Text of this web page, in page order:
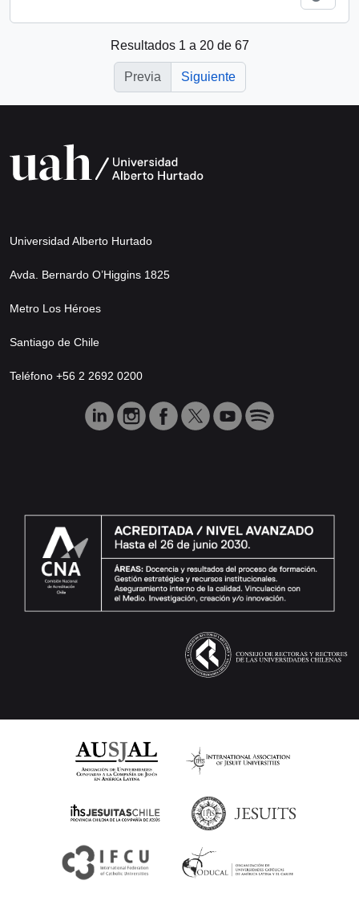
Resultados 1 a 20 de 67
Previa Siguiente
Universidad Alberto Hurtado
Avda. Bernardo O’Higgins 1825
Metro Los Héroes
Santiago de Chile
Teléfono +56 2 2692 0200